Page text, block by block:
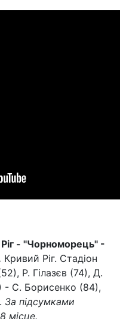
- "Чорноморець" -
Кривий Ріг. Стадіон
Р. Гілазєв (74), Д.
- С. Борисенко (84),
За підсумками
місце.